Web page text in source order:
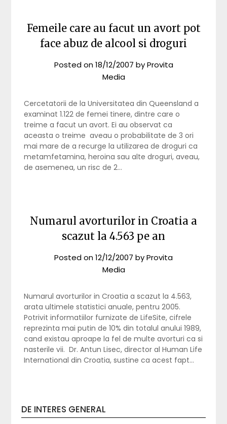
Femeile care au facut un avort pot
face abuz de alcool si droguri
Posted on18/12/2007 byProvita
Media
Cercetatorii de la Universitatea din Queensland a
examinat 1.122 de femei tinere, dintre care o
treime a facut un avort. Ei au observat ca
aceasta o treime aveau o probabilitate de 3 ori
mai mare de a recurge la utilizarea de droguri ca
metamfetamina, heroina sau alte droguri, aveau,
de asemenea, un risc de 2…
Numarul avorturilor in Croatia a
scazut la 4.563 pe an
Posted on12/12/2007 byProvita
Media
Numarul avorturilor in Croatia a scazut la 4.563,
arata ultimele statistici anuale, pentru 2005.
Potrivit informatiilor furnizate de LifeSite, cifrele
reprezinta mai putin de 10% din totalul anului 1989,
cand existau aproape la fel de multe avorturi ca si
nasterile vii. Dr. Antun Lisec, director al Human Life
International din Croatia, sustine ca acest fapt…
DE INTERES GENERAL